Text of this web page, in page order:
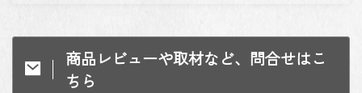
商品レビューや取材など、問合せはこ
ちら